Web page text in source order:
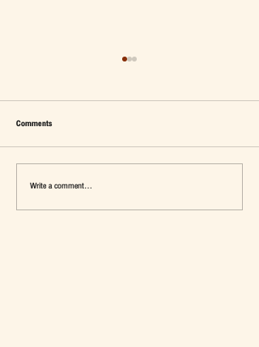
เมื่อ Self-concept ถูกเติมเต็ม Fashion อาจ
จะไม่ใช่คำตอบ
Comments
Write a comment...